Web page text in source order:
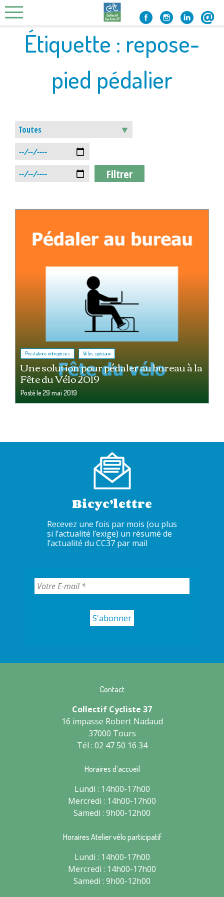
Skip
to
Étiquette : repose-
pied pédalier
Prestations entreprises Vélos spéciaux
Une solution pour pédaler au bureau à la
Fête du Vélo 2019
Posté le29 mai 2019
Bicyc’lettre
Recevez une fois par mois (ou plus
si l’actualité l’exige) un résumé de
l’actualité du CC37 par mail
Contact
Collectif Cycliste 37
16 impasse Robert Nadaud
37000 Tours
Tél : 02 47 50 16 34
Horaires d’accueil
Lundi : 14h00-17h00
Mercredi : 14h00-17h00
Samedi : 9h00-12h00
Horaires Atelier vélo participatif
Lundi : 14h00-17h00
Mercredi : 14h00-17h00
Samedi : 9h00-12h00